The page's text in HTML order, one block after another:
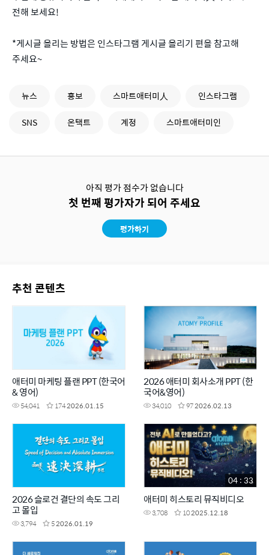
전해 보세요!
*게시글 올리는 방법은 인스타그램 게시글 올리기 편을 참고해
주세요~
뉴스 홍보 스마트애터미人
인스타그램
SNS
온택트 계정 스마트애터미인
아직 평가 점수가 없습니다
첫 번째 평가자가 되어 주세요
평가하기
추천 콘텐츠
애터미 마케팅 플랜 PPT (한국어
& 영어)
54,041 1742026.01.15
2026 애터미 회사소개 PPT (한
국어&영어)
34,010 972026.02.13
2026 슬로건 결단의 속도 그리
고 몰입
3,794 52026.01.19
애터미 히스토리 뮤직비디오
3,708 102025.12.18
04 : 33